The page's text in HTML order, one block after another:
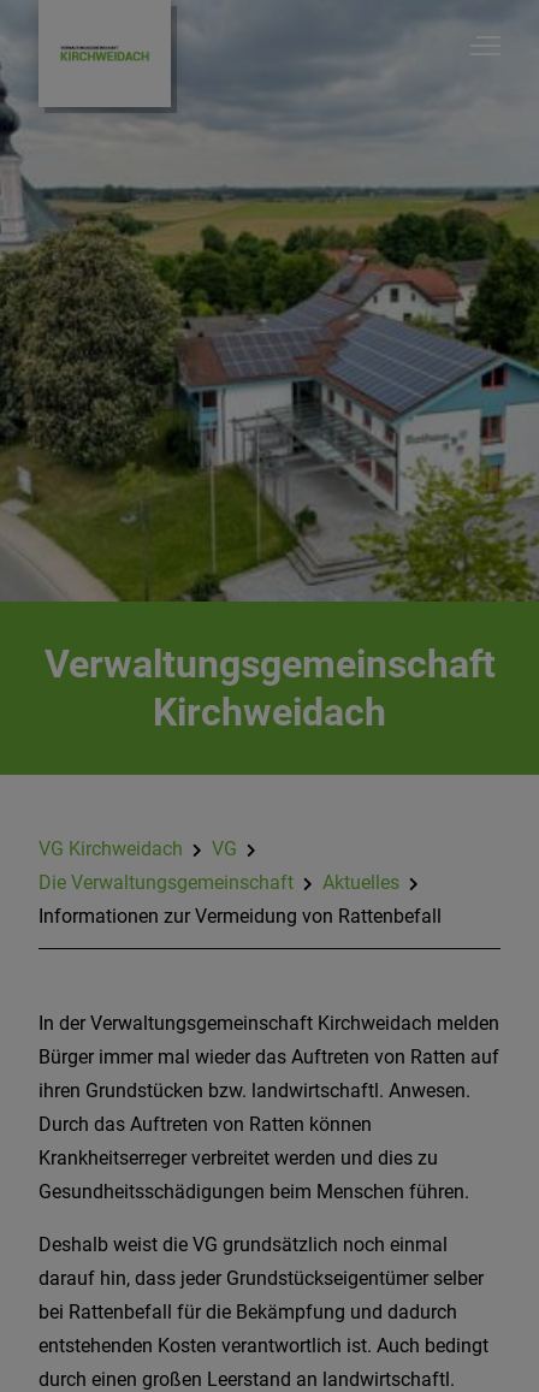
Verwaltungsgemeinschaft
Kirchweidach
VG Kirchweidach
VG
Die Verwaltungsgemeinschaft
Aktuelles
Informationen zur Vermeidung von Rattenbefall
In der Verwaltungsgemeinschaft Kirchweidach melden
Bürger immer mal wieder das Auftreten von Ratten auf
ihren Grundstücken bzw. landwirtschaftl. Anwesen.
Durch das Auftreten von Ratten können
Krankheitserreger verbreitet werden und dies zu
Gesundheitsschädigungen beim Menschen führen.
Deshalb weist die VG grundsätzlich noch einmal
darauf hin, dass jeder Grundstückseigentümer selber
bei Rattenbefall für die Bekämpfung und dadurch
entstehenden Kosten verantwortlich ist. Auch bedingt
durch einen großen Leerstand an landwirtschaftl.